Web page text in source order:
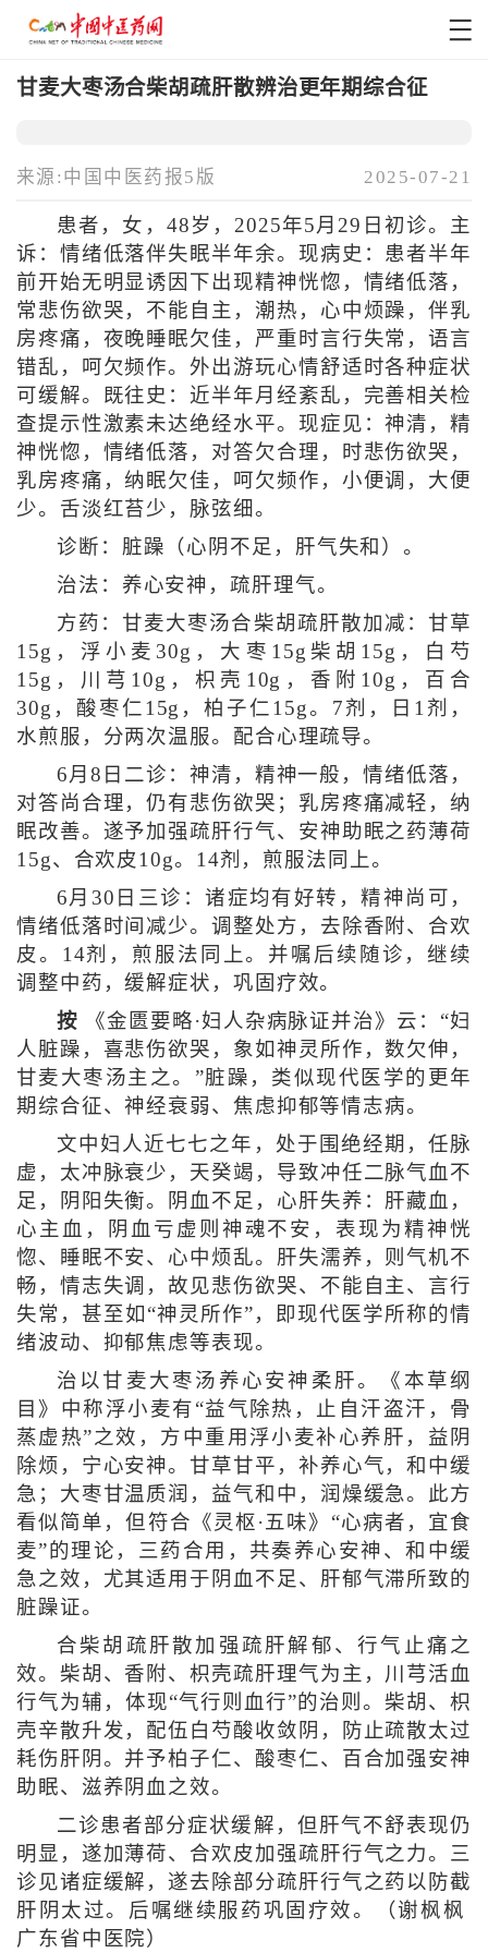
甘麦大枣汤合柴胡疏肝散辨治更年期综合征
来源:中国中医药报5版 2025-07-21
患者，女，48岁，2025年5月29日初诊。主
诉：情绪低落伴失眠半年余。现病史：患者半年
前开始无明显诱因下出现精神恍惚，情绪低落，
常悲伤欲哭，不能自主，潮热，心中烦躁，伴乳
房疼痛，夜晚睡眠欠佳，严重时言行失常，语言
错乱，呵欠频作。外出游玩心情舒适时各种症状
可缓解。既往史：近半年月经紊乱，完善相关检
查提示性激素未达绝经水平。现症见：神清，精
神恍惚，情绪低落，对答欠合理，时悲伤欲哭，
乳房疼痛，纳眠欠佳，呵欠频作，小便调，大便
少。舌淡红苔少，脉弦细。
诊断：脏躁（心阴不足，肝气失和）。
治法：养心安神，疏肝理气。
方药：甘麦大枣汤合柴胡疏肝散加减：甘草
15g，浮小麦30g，大枣15g柴胡15g，白芍
15g，川芎10g，枳壳10g，香附10g，百合
30g，酸枣仁15g，柏子仁15g。7剂，日1剂，
水煎服，分两次温服。配合心理疏导。
6月8日二诊：神清，精神一般，情绪低落，
对答尚合理，仍有悲伤欲哭；乳房疼痛减轻，纳
眠改善。遂予加强疏肝行气、安神助眠之药薄荷
15g、合欢皮10g。14剂，煎服法同上。
6月30日三诊：诸症均有好转，精神尚可，
情绪低落时间减少。调整处方，去除香附、合欢
皮。14剂，煎服法同上。并嘱后续随诊，继续
调整中药，缓解症状，巩固疗效。
按 《金匮要略·妇人杂病脉证并治》云：“妇
人脏躁，喜悲伤欲哭，象如神灵所作，数欠伸，
甘麦大枣汤主之。”脏躁，类似现代医学的更年
期综合征、神经衰弱、焦虑抑郁等情志病。
文中妇人近七七之年，处于围绝经期，任脉
虚，太冲脉衰少，天癸竭，导致冲任二脉气血不
足，阴阳失衡。阴血不足，心肝失养：肝藏血，
心主血，阴血亏虚则神魂不安，表现为精神恍
惚、睡眠不安、心中烦乱。肝失濡养，则气机不
畅，情志失调，故见悲伤欲哭、不能自主、言行
失常，甚至如“神灵所作”，即现代医学所称的情
绪波动、抑郁焦虑等表现。
治以甘麦大枣汤养心安神柔肝。《本草纲
目》中称浮小麦有“益气除热，止自汗盗汗，骨
蒸虚热”之效，方中重用浮小麦补心养肝，益阴
除烦，宁心安神。甘草甘平，补养心气，和中缓
急；大枣甘温质润，益气和中，润燥缓急。此方
看似简单，但符合《灵枢·五味》“心病者，宜食
麦”的理论，三药合用，共奏养心安神、和中缓
急之效，尤其适用于阴血不足、肝郁气滞所致的
脏躁证。
合柴胡疏肝散加强疏肝解郁、行气止痛之
效。柴胡、香附、枳壳疏肝理气为主，川芎活血
行气为辅，体现“气行则血行”的治则。柴胡、枳
壳辛散升发，配伍白芍酸收敛阴，防止疏散太过
耗伤肝阴。并予柏子仁、酸枣仁、百合加强安神
助眠、滋养阴血之效。
二诊患者部分症状缓解，但肝气不舒表现仍
明显，遂加薄荷、合欢皮加强疏肝行气之力。三
诊见诸症缓解，遂去除部分疏肝行气之药以防截
肝阴太过。后嘱继续服药巩固疗效。（谢枫枫
广东省中医院）